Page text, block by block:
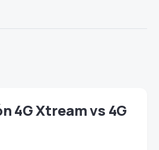
4G Xtream vs 4G